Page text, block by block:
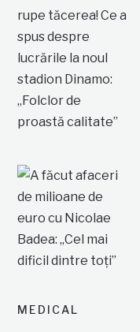
MEDICAL